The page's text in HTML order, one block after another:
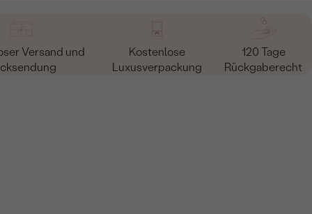
Versand und
Kostenlose
Luxusverpackung
120 Tage
Rückgaberecht